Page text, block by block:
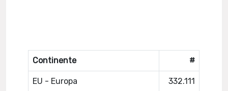
Continente #
EU - Europa 332.111